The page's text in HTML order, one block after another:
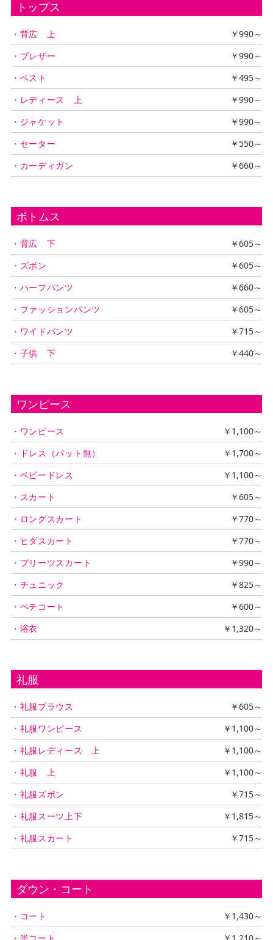
トップス
・背広 上
￥990～
・ブレザー
￥990～
・ベスト
￥495～
・レディース 上
￥990～
・ジャケット
￥990～
・セーター
￥550～
・カーディガン
￥660～
ボトムス
・背広 下
￥605～
・ズボン
￥605～
・ハーフパンツ
￥660～
・ファッションパンツ
￥605～
・ワイドパンツ
￥715～
・子供 下
￥440～
ワンピース
・ワンピース
￥1,100～
・ドレス（パット無）
￥1,700～
・ベビードレス
￥1,100～
・スカート
￥605～
・ロングスカート
￥770～
・ヒダスカート
￥770～
・プリーツスカート
￥990～
・チュニック
￥825～
・ペチコート
￥600～
・浴衣
￥1,320～
礼服
・礼服ブラウス
￥605～
・礼服ワンピース
￥1,100～
・礼服レディース 上
￥1,100～
・礼服 上
￥1,100～
・礼服ズボン
￥715～
・礼服スーツ上下
￥1,815～
・礼服スカート
￥715～
ダウン・コート
・コート
￥1,430～